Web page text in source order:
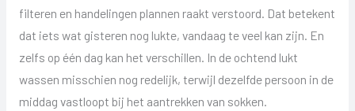
filteren en handelingen plannen raakt verstoord. Dat betekent
dat iets wat gisteren nog lukte, vandaag te veel kan zijn. En
zelfs op één dag kan het verschillen. In de ochtend lukt
wassen misschien nog redelijk, terwijl dezelfde persoon in de
middag vastloopt bij het aantrekken van sokken.